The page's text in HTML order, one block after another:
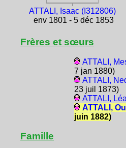
ATTALI, Isaac (I312806)
env 1801 - 5 déc 1853
Frères et sœurs
ATTALI,
7 jan 1880)
ATTALI,
23 juil 1873)
ATTALI,
ATTALI,
juin 1882)
Famille